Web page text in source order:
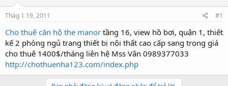
s
t
a
r
t
e
r
e
Thág 1 19, 2011 #1
Cho thuê căn hộ the manor tầng 16, view hồ bơi, quận 1, thiết
kế 2 phòng ngủ trang thiết bị nội thất cao cấp sang trọng giá
cho thuê 1400$/tháng liên hệ Mss Vân 0989377033
http://chothuenha123.com/index.php